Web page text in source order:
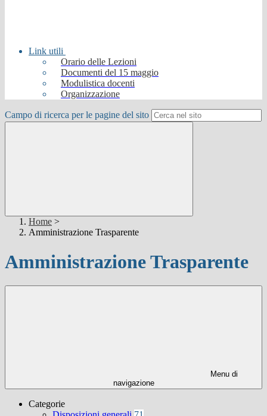
Link utili
Orario delle Lezioni
Documenti del 15 maggio
Modulistica docenti
Organizzazione
Campo di ricerca per le pagine del sito
Home >
Amministrazione Trasparente
Amministrazione Trasparente
Menu di
navigazione
Categorie